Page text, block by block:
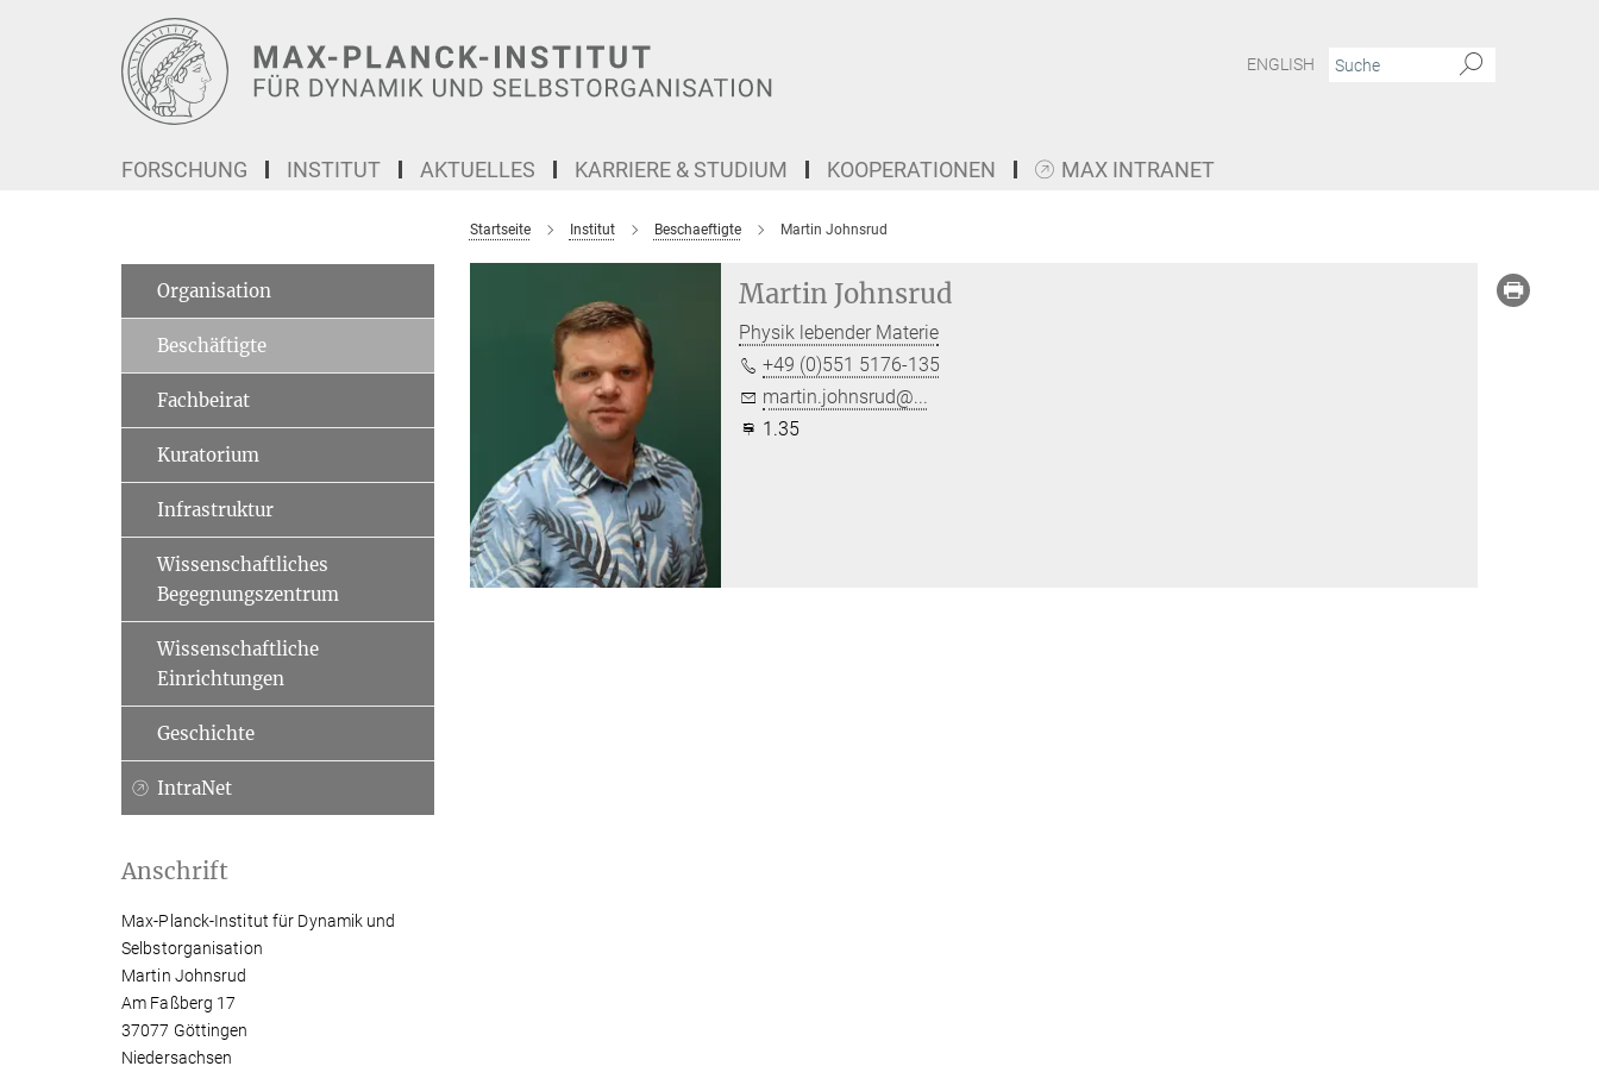
ENGLISH
FORSCHUNG INSTITUT AKTUELLES KARRIERE & STUDIUM KOOPERATIONEN MAX INTRANET
Startseite Institut Beschaeftigte Martin Johnsrud
Martin Johnsrud
Physik lebender Materie
+49 (0)551 5176-135
martin.johnsrud@...
1.35
Organisation
Beschäftigte
Fachbeirat
Kuratorium
Infrastruktur
Wissenschaftliches
Begegnungszentrum
Wissenschaftliche
Einrichtungen
Geschichte
IntraNet
Anschrift
Max-Planck-Institut für Dynamik und
Selbstorganisation
Martin Johnsrud
Am Faßberg 17
37077 Göttingen
Niedersachsen